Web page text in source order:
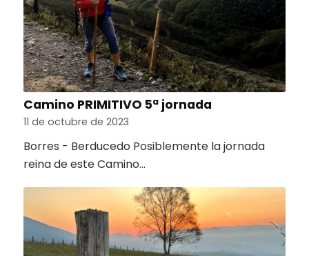
Camino PRIMITIVO 5ª jornada
11 de octubre de 2023
Borres - Berducedo Posiblemente la jornada
reina de este Camino…